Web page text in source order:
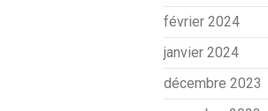
février 2024
janvier 2024
décembre 2023